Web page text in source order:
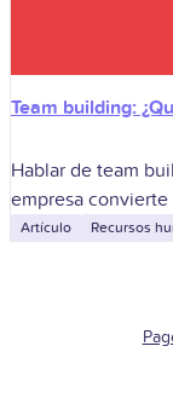
Team building:
Hablar de team
empresa
confía, colabora y
Artículo Recursos